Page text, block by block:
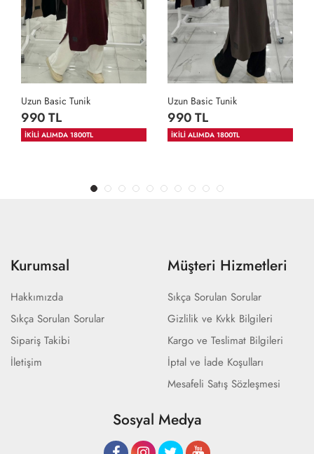
Uzun Basic Tunik
990 TL
İKİLİ ALIMDA 1800TL
Uzun Basic Tunik
990 TL
İKİLİ ALIMDA 1800TL
Kurumsal
Hakkımızda
Sıkça Sorulan Sorular
Sipariş Takibi
İletişim
Müşteri Hizmetleri
Sıkça Sorulan Sorular
Gizlilik ve Kvkk Bilgileri
Kargo ve Teslimat Bilgileri
İptal ve İade Koşulları
Mesafeli Satış Sözleşmesi
Sosyal Medya